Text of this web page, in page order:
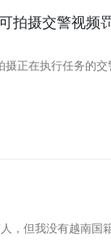
拍摄交警视频
摄正在执行任务的
，但我没有越南国